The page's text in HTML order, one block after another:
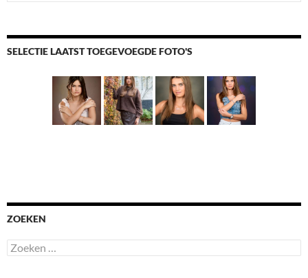
SELECTIE LAATST TOEGEVOEGDE FOTO'S
ZOEKEN
Zoeken
naar: